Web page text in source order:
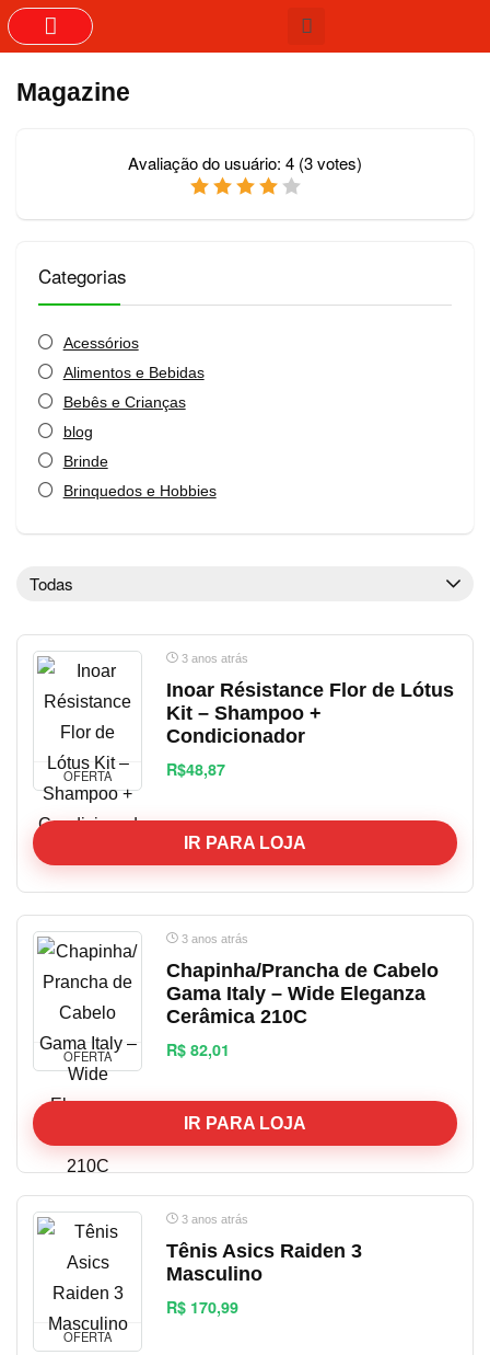
Magazine
Avaliação do usuário: 4 (3votes)
Categorias
Acessórios
Alimentos e Bebidas
Bebês e Crianças
blog
Brinde
Brinquedos e Hobbies
Cursos
Eletrônicos, Áudios e Videos
Esporte, Fitness e Lazer
ferramentas
Games
guia de compras
Higiene e Limpeza
Informática
Livros, Filmes e Series
Moda e Calçados
Móveis e Decoração
Outros
Perfumes, Beleza e Saúde
Sem categoria
Smartphone e Tablet
Vestuário
Viagem
Todas as categorias
Todas
OFERTA
3 anos atrás
Inoar Résistance Flor de Lótus
Kit – Shampoo +
Condicionador
R$48,87
IR PARA LOJA
OFERTA
3 anos atrás
Chapinha/Prancha de Cabelo
Gama Italy – Wide Eleganza
Cerâmica 210C
R$ 82,01
IR PARA LOJA
OFERTA
3 anos atrás
Tênis Asics Raiden 3
Masculino
R$ 170,99